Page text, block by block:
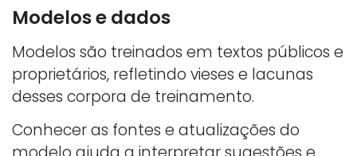
Modelos e dados
Modelos são treinados em textos públicos e
proprietários, refletindo vieses e lacunas
desses corpora de treinamento.
Conhecer as fontes e atualizações do